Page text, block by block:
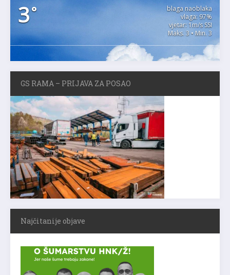
3°
blaga naoblaka
vlaga: 97%
vjetar: 1m/s SSI
Maks. 3 • Min. 3
GS RAMA – PRIJAVA ZA POSAO
Najčitanije objave